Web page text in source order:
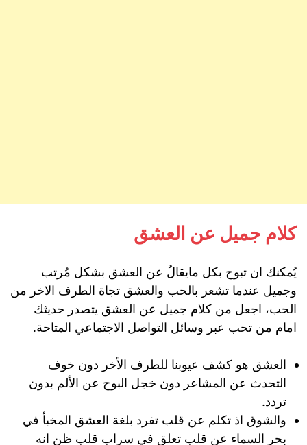
كلام جميل عن العشق
يُمكنك ان تبوح بكل مايقالُ عن العشق بشكل مُرتب
وجميل عندما تشعر بالحب والعشق تجاة الطرف الاخر من
الحب، اجعل من كلام جميل عن العشق يتصدر حديثك
امام من تحب عبر وسائل التواصل الاجتماعي المتاحة.
العشق هو كشف عيوبنا للطرف الأخر دون خوف
التحدث عن المشاعر دون خجل البوح عن الألم بدون
تردد.
والشوق اذ تكلم عن قلب تفرد بلغة العشق المخبأ في
بحر السماء عن قلب تعلق في سراب قلب ظن انه